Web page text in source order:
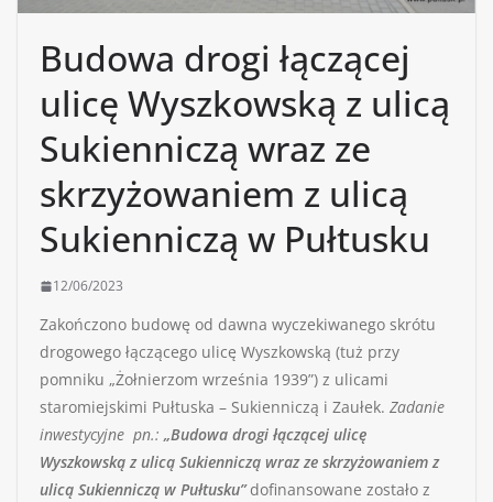
Budowa drogi łączącej
ulicę Wyszkowską z ulicą
Sukienniczą wraz ze
skrzyżowaniem z ulicą
Sukienniczą w Pułtusku
12/06/2023
Zakończono budowę od dawna wyczekiwanego skrótu
drogowego łączącego ulicę Wyszkowską (tuż przy
pomniku „Żołnierzom września 1939”) z ulicami
staromiejskimi Pułtuska – Sukienniczą i Zaułek. Zadanie
inwestycyjne pn.: „Budowa drogi łączącej ulicę
Wyszkowską z ulicą Sukienniczą wraz ze skrzyżowaniem z
ulicą Sukienniczą w Pułtusku”dofinansowane zostało z